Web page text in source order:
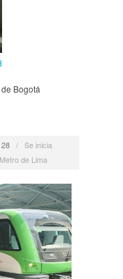
Bogotá
28 / Se inicia
de Lima